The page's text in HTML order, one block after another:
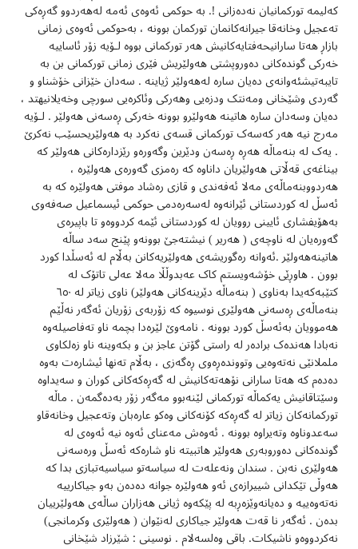
کەلیمە تورکمانیان نەدەزانی !. بە حوکمی ئەوەی ئەمە لەهەردوو گەڕەکی
تەعجیل وخانەقا جیرانەکانمان تورکمان بوونە ، بەحوکمی ئەوەی زمانی
بازاڕ هەتا سارانیحەفتایەکانیش هەر تورکمانی بووە لۆیە زۆر ئاساییە
خەرکی گوندەکانی دەوروپشتی هەولێریش فێری زمانی تورکمانی بن بە
تایبەتیشئەوانەی دەیان سارە لەهەولێر ژیاینە . سەدان خێزانی خۆشناو و
گەردی وشێخانی ومەنتک ودزەیی وهەرکی وئاکرەیی سورچی وخەیلانیهتد ،
دەیان وسەدان سارە هاتینە هەولێرو بوونە خەرکی ڕەسەنی هەولێر . لۆیە
مەرج نیە هەر کەسەک تورکمانی قسەی نەکرد بە هەولێریحسێب نەکرێ
. یەک لە بنەماڵە هەڕە ڕەسەن ودێرین وگەورەو رێزدارەکانی هەولێر کە
بیناغەی قەڵاتی هەولێریان داناوە کە رەمزی گەورەی هەولێرە ،
هەردووبنەماڵەی مەلا ئەفەندی و قازی رەشاد موفتی هەولێرە کە بە
ئەسڵ لە کوردستانی ئێرانەوە لەسەرەدمی حوکمی ئیسماعیل صەفەوی
بەهۆیفشاری ئایینی روویان لە کوردستانی ئێمە کردووەو تا باپیرەی
گەورەیان لە ناوچەی ( هەریر ) نیشتەجێ بوونەو پێنج سەد ساڵە
هاتینەهەولێر .ئەوانە رەگوریشەی هەولێریەکانن بەڵام لە ئەسڵدا کورد
بوون . هاوڕێی خۆشەویستم کاک عەبدوڵڵا مەلا عەلی تاتۆک لە
کتێبەکەیدا بەناوی ( بنەماڵە دێرینەکانی هەولێر) ناوی زیاتر لە ٦٥٠
بنەماڵەی ڕەسەنی هەولێری نوسیوە کە زۆربەی زۆریان ئەگەر نەڵێم
هەموویان بەئەسڵ کورد بوونە . نامەوێ لێرەدا بچمە ناو تەفاصیلەوە
نەبادا هەندەک برادەر لە راستی گۆتن عاجز بن و بکەوینە ناو زەلکاوی
ململانێی نەتەوەیی وتووندەڕەوی ڕەگەزی ، بەڵام تەنها ئیشارەت بەوە
دەدەم کە هەتا سارانی نۆهەتەکانیش لە گەڕەکەکانی کوران و سەیداوە
وسێتاقانیش یەکماڵە تورکمانی لێنەبوو مەگەر زۆر بەدەگمەن . ماڵە
تورکمانەکان زیاتر لە گەڕەکە کۆنەکانی وەکو عارەبان وتەعجیل وخانەقاو
سەعدوناوە وتەیراوە بوونە . ئەوەش مەعنای ئەوە نیە ئەوەی لە
گوندەکانی دەوروبەری هەولێر هاتبیتە ناو شارەکە ئەسڵ ورەسەنی
هەولێری نەبن . سندان ونەعلەت لە سیاسەتو سیاسیەتبازی بدا کە
هەوڵی تێکدانی شییرازەی ئەو هەولێرە جوانە دەدەن بەو جیاکارییە
نەتەوەییە و دەیانەوێزەڕبە لە پێکەوە ژیانی هەزاران ساڵەی هەولێرییان
بدەن . ئەگەر نا قەت هەولێر جیاکاری لەنێوان ( هەولێری وکرمانجی)
نەکردووەو ناشیکات. باقی وەلسەلام . نوسینی : شێرزاد شێخانی